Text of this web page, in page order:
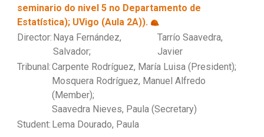
seminario do nivel 5 no Departamento de
Estatística); UVigo (Aula 2A)).
Director: Naya Fernández,
Salvador;
Tarrío Saavedra,
Javier
Tribunal:Carpente Rodríguez, María Luisa (President);
Mosquera Rodríguez, Manuel Alfredo
(Member);
Saavedra Nieves, Paula (Secretary)
Student: Lema Dourado, Paula